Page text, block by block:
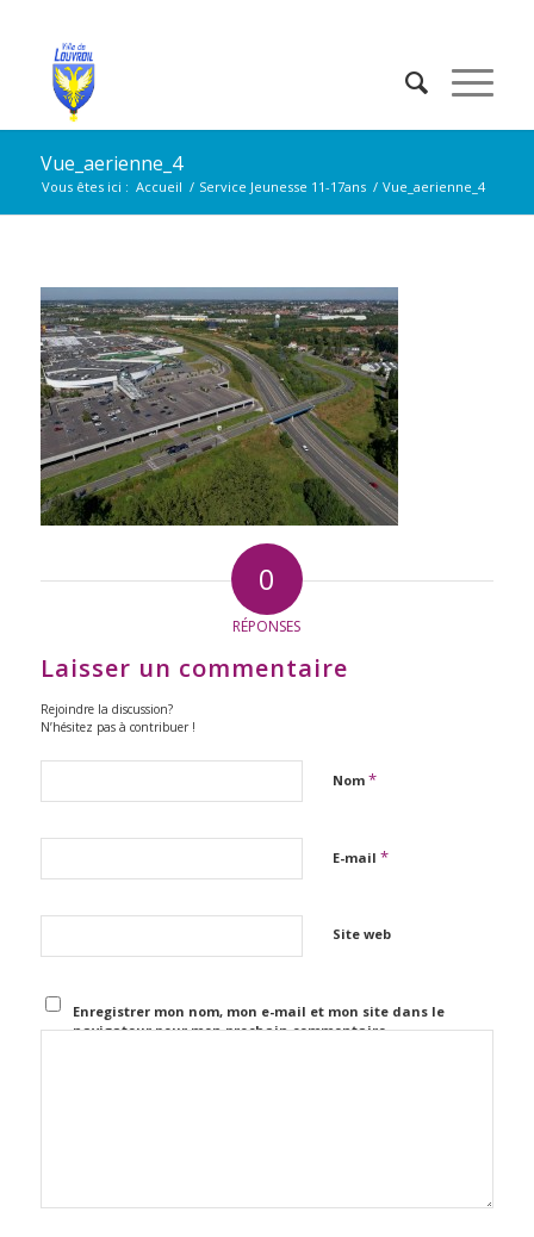
Vue_aerienne_4
Vous êtes ici : Accueil / Service Jeunesse 11-17ans / Vue_aerienne_4
0
RÉPONSES
Laisser un commentaire
Rejoindre la discussion?
N’hésitez pas à contribuer !
Nom *
E-mail *
Site web
Enregistrer mon nom, mon e-mail et mon site dans le
navigateur pour mon prochain commentaire.